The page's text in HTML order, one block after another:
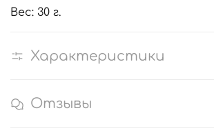
Вес: 30 г.
Характеристики
Отзывы